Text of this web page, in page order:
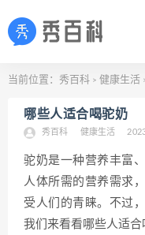
当前位置： 秀百科 > 健康生活
哪些人适合喝驼奶
秀百科 健康生活
驼奶是一种营养丰富
人体所需的营养需求
受人们的青睐。不过
我们来看看哪些人适合